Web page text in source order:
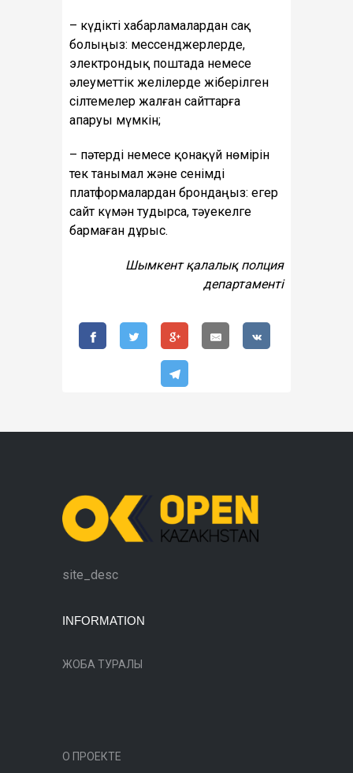
– күдікті хабарламалардан сақ
болыңыз: мессенджерлерде,
электрондық поштада немесе
әлеуметтік желілерде жіберілген
сілтемелер жалған сайттарға
апаруы мүмкін;
– пәтерді немесе қонақүй нөмірін
тек танымал және сенімді
платформалардан брондаңыз: егер
сайт күмән тудырса, тәуекелге
бармаған дұрыс.
Шымкент қалалық полция
департаменті
site_desc
INFORMATION
ЖОБА ТУРАЛЫ
О ПРОЕКТЕ